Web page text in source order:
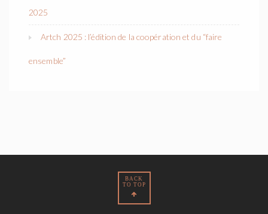
2025
Artch 2025 : l’édition de la coopération et du “faire
ensemble”
BACK
TO TOP